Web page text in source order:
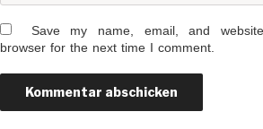
Save my name, email, and
browser for the next time I comment.